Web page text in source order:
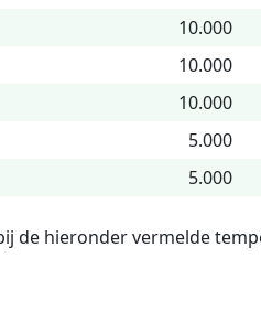
10.000
10.000
10.000
5.000
5.000
de hieronder vermelde